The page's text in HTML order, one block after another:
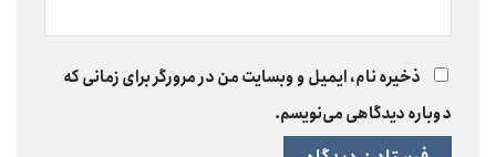
ذخیره نام، ایمیل و وبسایت من در مرورگر برای زمانی که
دوباره دیدگاهی می‌نویسم.